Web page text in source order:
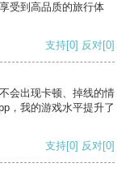
受到高品质的旅行体
支持[0] 反对[0]
会出现卡顿、掉线的情
，我的游戏水平提升了
支持[0] 反对[0]